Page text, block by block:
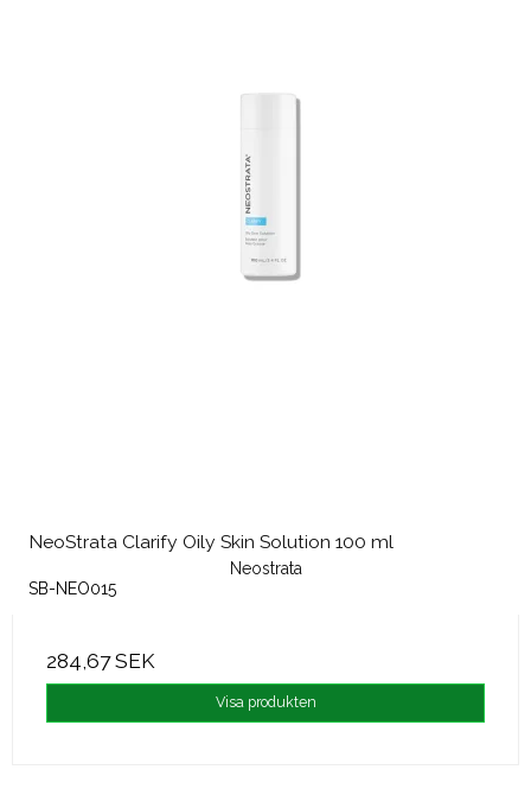
NeoStrata Clarify Oily Skin Solution 100 ml
Neostrata
SB-NEO015
284,67 SEK
Visa produkten